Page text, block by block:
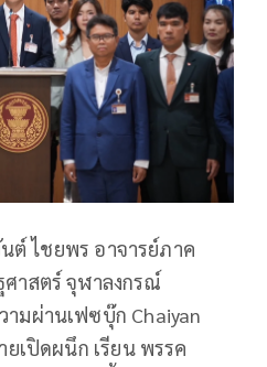
ต์ ไชยพร อาจารย์ภาค
าสตร์ จุฬาลงกรณ์
มผ่านเฟซบุ๊ก Chaiyan
เปิดผนึก เรียน พรรค